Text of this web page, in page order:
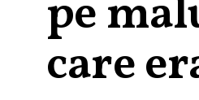
pe
care